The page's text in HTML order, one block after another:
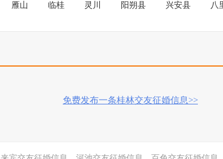
雁山 临桂 灵川 阳朔县 兴安县 八
免费发布一条桂林交友征婚信息>>